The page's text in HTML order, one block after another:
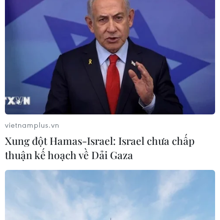
đã có những bước tăng trưởng tích cực.
Tân Đại sứ Việt Nam tại Algeria Trần Quốc Khánh tham dự lễ
Theo số liệu của Tổng cục Hải quan Việt Nam
năm 2022, trao đổi thương mại giữa Việt Nam
vietnamplus.vn
Xung đột Hamas-Israel: Israel chưa chấp
thuận kế hoạch về Dải Gaza